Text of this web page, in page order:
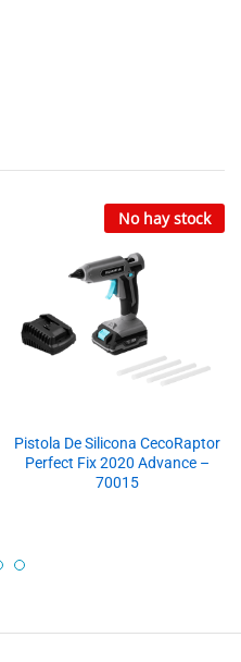
No hay stock
Pistola De Silicona CecoRaptor
Perfect Fix 2020 Advance –
70015